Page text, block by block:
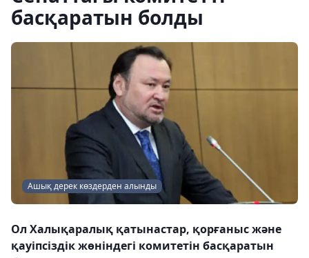
басқаратын болды
Ашық дерек көздерден алынды
Ол Халықаралық қатынастар, қорғаныс және
қауіпсіздік жөніндегі комитетін басқаратын